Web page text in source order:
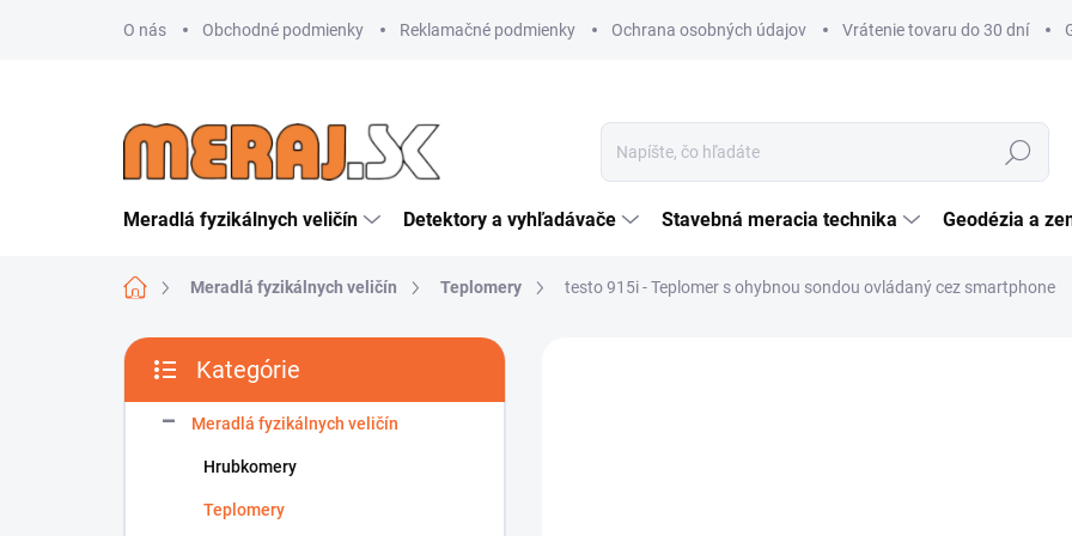
O nás Obchodné podmienky Reklamačné podmienky Ochrana osobných údajov Vrátenie tovaru do 30 dní
Hľadať
Meradlá fyzikálnych veličín Detektory a vyhľadávače Stavebná meracia technika Geodézia a
DomovMeradlá fyzikálnych veličín Teplomery testo 915i - Teplomer s ohybnou sondou ovládaný cez smartphone
B
č
kategórie
Kategórie
Meradlá fyzikálnych veličín
Hrubkomery
Teplomery